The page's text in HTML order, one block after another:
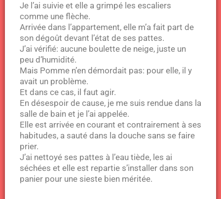
Je l’ai suivie et elle a grimpé les escaliers
comme une flèche.
Arrivée dans l’appartement, elle m’a fait part de
son dégoût devant l’état de ses pattes.
J’ai vérifié: aucune boulette de neige, juste un
peu d’humidité.
Mais Pomme n’en démordait pas: pour elle, il y
avait un problème.
Et dans ce cas, il faut agir.
En désespoir de cause, je me suis rendue dans la
salle de bain et je l’ai appelée.
Elle est arrivée en courant et contrairement à ses
habitudes, a sauté dans la douche sans se faire
prier.
J’ai nettoyé ses pattes à l’eau tiède, les ai
séchées et elle est repartie s’installer dans son
panier pour une sieste bien méritée.